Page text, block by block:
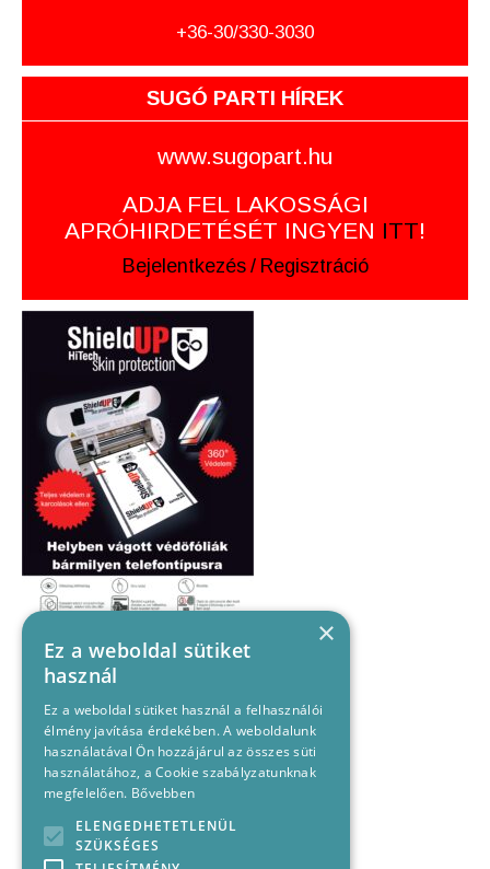
+36-30/330-3030
SUGÓ PARTI HÍREK
www.sugopart.hu
ADJA FEL LAKOSSÁGI
APRÓHIRDETÉSÉT INGYEN ITT!
Bejelentkezés / Regisztráció
×
Ez a weboldal sütiket
használ
Ez a weboldal sütiket használ a felhasználói
élmény javítása érdekében. A weboldalunk
használatával Ön hozzájárul az összes süti
használatához, a Cookie szabályzatunknak
megfelelően. Bővebben
ELENGEDHETETLENÜL
SZÜKSÉGES